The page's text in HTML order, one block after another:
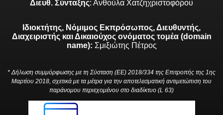
Διευθ. Σύνταξης: Ανθούλα Χατζηχριστοφόρου
Ιδιοκτήτης, Νόμιμος Εκπρόσωπος, Διευθυντής,
Διαχειριστής και Δικαιούχος ονόματος τομέα (domain
name): Σμιξιώτης Πέτρος
* Δήλωση συμμόρφωσης με τη Σύσταση (ΕΕ) 2018/334 της Επιτροπής της 1ης
Μαρτίου 2018, σχετικά με τα μέτρα για την αποτελεσματική αντιμετώπιση του
παράνομου περιεχομένου στο διαδίκτυο (L 63)